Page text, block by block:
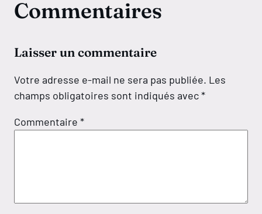
Commentaires
Laisser un commentaire
Votre adresse e-mail ne sera pas publiée. Les
champs obligatoires sont indiqués avec*
Commentaire *